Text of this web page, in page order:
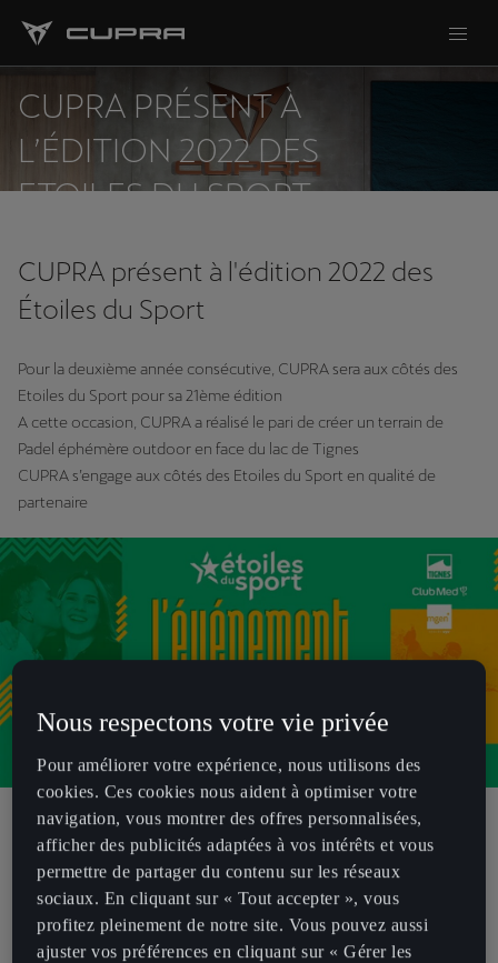
CUPRA PRÉSENT À
L’ÉDITION 2022 DES
ETOILES DU SPORT
CUPRA présent à l'édition 2022 des
Étoiles du Sport
Pour la deuxième année consécutive, CUPRA sera aux côtés des
Etoiles du Sport pour sa 21ème édition
A cette occasion, CUPRA a réalisé le pari de créer un terrain de
Padel éphémère outdoor en face du lac de Tignes
CUPRA s’engage aux côtés des Etoiles du Sport en qualité de
partenaire
Pour la deuxième année consécutive, CUPRA s’engage auprès des
Etoiles du Sport. Les deux structures qui partagent les valeurs de
performances et de dépassement de soi renouvellent leur
collaboration initiée en 2021.
Cette année, CUPRA et les Etoiles du Sport ont décidé de mettre à
Nous respectons votre vie privée
Pour améliorer votre expérience, nous utilisons des
cookies. Ces cookies nous aident à optimiser votre
navigation, vous montrer des offres personnalisées,
afficher des publicités adaptées à vos intérêts et vous
permettre de partager du contenu sur les réseaux
sociaux. En cliquant sur « Tout accepter », vous
profitez pleinement de notre site. Vous pouvez aussi
ajuster vos préférences en cliquant sur « Gérer les